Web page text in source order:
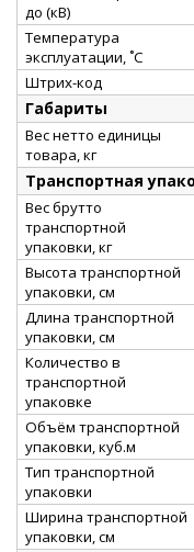
до (кВ)
Температура
эксплуатации, ˚С
Штрих-код
Габариты
Вес нетто единицы
товара, кг
Транспортная
Вес брутто
транспортной
упаковки, кг
Высота транспортной
упаковки, см
Длина транспортной
упаковки, см
Количество в
транспортной
упаковке
Объём транспортной
упаковки, куб.м
Тип транспортной
упаковки
Ширина транспортной
упаковки, см